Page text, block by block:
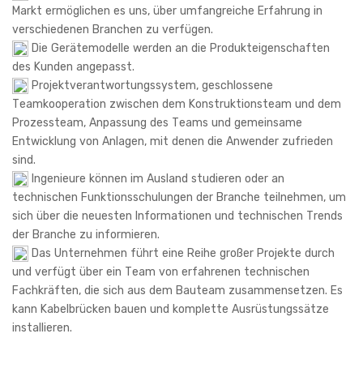
Markt ermöglichen es uns, über umfangreiche Erfahrung in
verschiedenen Branchen zu verfügen.
Die Gerätemodelle werden an die Produkteigenschaften
des Kunden angepasst.
Projektverantwortungssystem, geschlossene
Teamkooperation zwischen dem Konstruktionsteam und dem
Prozessteam, Anpassung des Teams und gemeinsame
Entwicklung von Anlagen, mit denen die Anwender zufrieden
sind.
Ingenieure können im Ausland studieren oder an
technischen Funktionsschulungen der Branche teilnehmen, um
sich über die neuesten Informationen und technischen Trends
der Branche zu informieren.
Das Unternehmen führt eine Reihe großer Projekte durch
und verfügt über ein Team von erfahrenen technischen
Fachkräften, die sich aus dem Bauteam zusammensetzen. Es
kann Kabelbrücken bauen und komplette Ausrüstungssätze
installieren.